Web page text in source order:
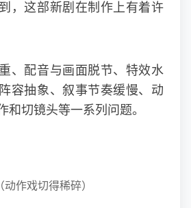
，这部新剧在制作上有着许
、配音与画面脱节、特效水
容抽象、叙事节奏缓慢、动
和切镜头等一系列问题。
（动作戏切得稀碎）